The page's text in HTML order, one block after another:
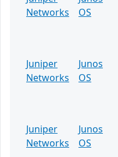
Networks
OS
Juniper
Networks
Junos
OS
Juniper
Networks
Junos
OS